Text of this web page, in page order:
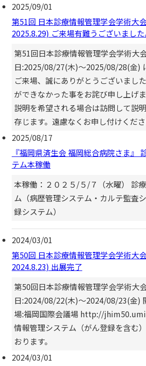
2025/09/01
第51回 日本診療情報管理学会学術大
2025.8.29) ご来場有難うございました
第51回日本診療情報管理学会学術大
日:2025/08/27(木)～2025/08/28(金)
ご来場、誠にありがとうございまし
ができなかった事をお詫び申し上げ
説明を希望される場合は訪問して説
存じます。遠慮なくお申し付けくださ
2025/08/17
『福岡県済生会 福岡総合病院さま』
テム本稼働
本稼働：２０２５/５/７（水曜） 診
ム（病歴管理システム・カルテ監査
録システム）
2024/03/01
第50回 日本診療情報管理学会学術大
2024.8.23) 出展完了
第50回日本診療情報管理学会学術大
日:2024/08/22(木)～2024/08/23(金)
場:福岡国際会議場 http://
情報管理システム（がん登録を含む
おります。
2024/03/01